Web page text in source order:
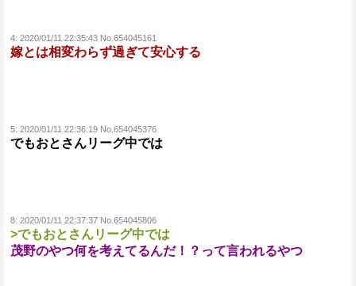
4: 2020/01/11 22:35:43 No.654045161
嫁とは相変わらず過ぎて安心する
5: 2020/01/11 22:36:19 No.654045376
でもおとさんリーグ中では
8: 2020/01/11 22:37:37 No.654045806
>でもおとさんリーグ中では
茂野のやつ何を考えてるんだ！？って言われるやつ